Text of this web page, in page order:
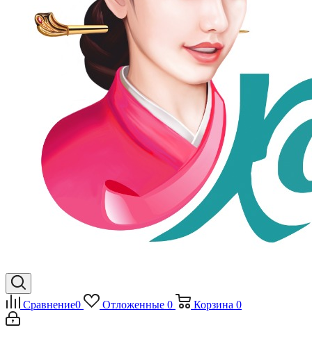
Сравнение0 Отложенные 0 Корзина 0